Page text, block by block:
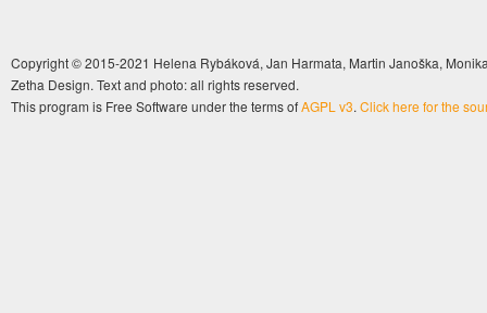
Copyright © 2015-2021 Helena Rybáková, Jan Harmata, Martin Janoška,
Zetha Design. Text and photo: all rights reserved.
This program is Free Software under the terms ofAGPL v3. Click here for the